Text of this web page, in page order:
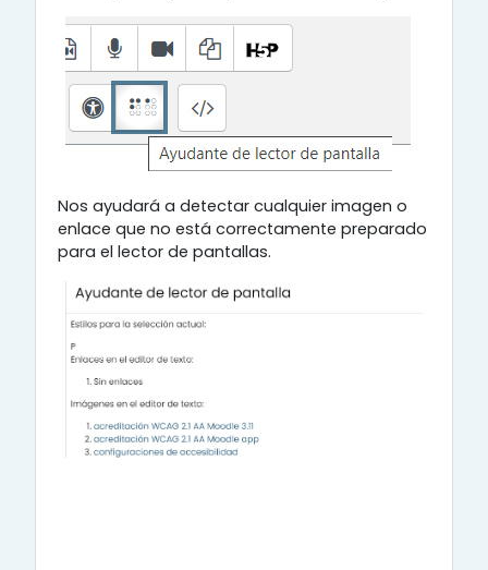
Nos ayudará a detectar cualquier imagen o
enlace que no está correctamente preparado
para el lector de pantallas.